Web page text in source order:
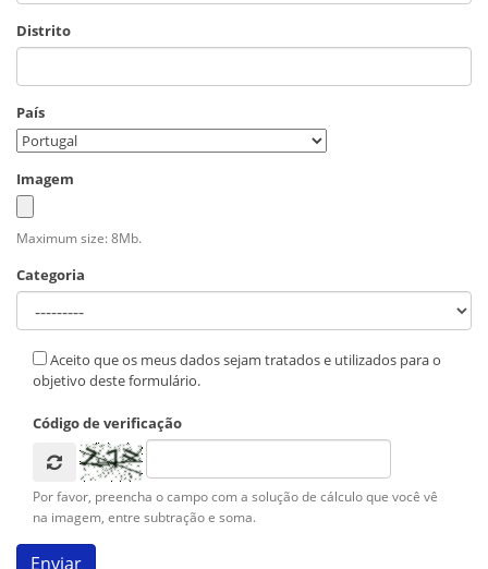
Distrito
País
Imagem
Maximum size: 8Mb.
Categoria
Aceito que os meus dados sejam tratados e utilizados para o
objetivo deste formulário.
Código de verificação
Por favor, preencha o campo com a solução de cálculo que você vê
na imagem, entre subtração e soma.